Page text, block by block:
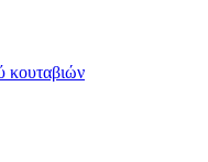
κουταβιών